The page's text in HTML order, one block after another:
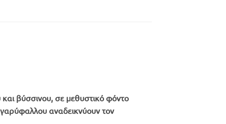
βύσσινου, σε μεθυστικό φόντο
αναδεικνύουν τον